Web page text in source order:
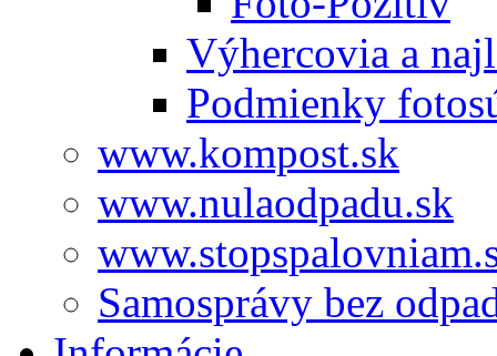
Výhercovia a
Podmienky
www.kompost.sk
www.nulaodpadu.sk
Samosprávy bez